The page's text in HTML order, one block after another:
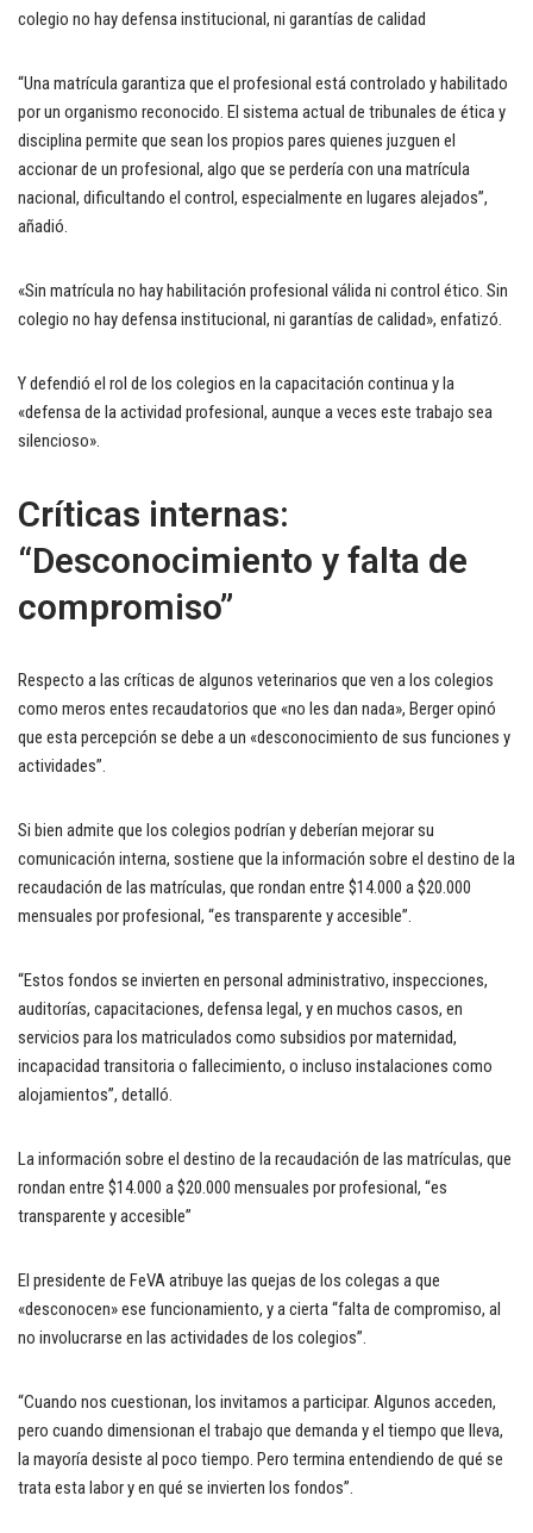
colegio no hay defensa institucional, ni garantías de calidad
“Una matrícula garantiza que el profesional está controlado y habilitado
por un organismo reconocido. El sistema actual de tribunales de ética y
disciplina permite que sean los propios pares quienes juzguen el
accionar de un profesional, algo que se perdería con una matrícula
nacional, dificultando el control, especialmente en lugares alejados”,
añadió.
«Sin matrícula no hay habilitación profesional válida ni control ético. Sin
colegio no hay defensa institucional, ni garantías de calidad», enfatizó.
Y defendió el rol de los colegios en la capacitación continua y la
«defensa de la actividad profesional, aunque a veces este trabajo sea
silencioso».
Críticas internas:
“Desconocimiento y falta de
compromiso”
Respecto a las críticas de algunos veterinarios que ven a los colegios
como meros entes recaudatorios que «no les dan nada», Berger opinó
que esta percepción se debe a un «desconocimiento de sus funciones y
actividades”.
Si bien admite que los colegios podrían y deberían mejorar su
comunicación interna, sostiene que la información sobre el destino de la
recaudación de las matrículas, que rondan entre $14.000 a $20.000
mensuales por profesional, “es transparente y accesible”.
“Estos fondos se invierten en personal administrativo, inspecciones,
auditorías, capacitaciones, defensa legal, y en muchos casos, en
servicios para los matriculados como subsidios por maternidad,
incapacidad transitoria o fallecimiento, o incluso instalaciones como
alojamientos”, detalló.
La información sobre el destino de la recaudación de las matrículas, que
rondan entre $14.000 a $20.000 mensuales por profesional, “es
transparente y accesible”
El presidente de FeVA atribuye las quejas de los colegas a que
«desconocen» ese funcionamiento, y a cierta “falta de compromiso, al
no involucrarse en las actividades de los colegios”.
“Cuando nos cuestionan, los invitamos a participar. Algunos acceden,
pero cuando dimensionan el trabajo que demanda y el tiempo que lleva,
la mayoría desiste al poco tiempo. Pero termina entendiendo de qué se
trata esta labor y en qué se invierten los fondos”.